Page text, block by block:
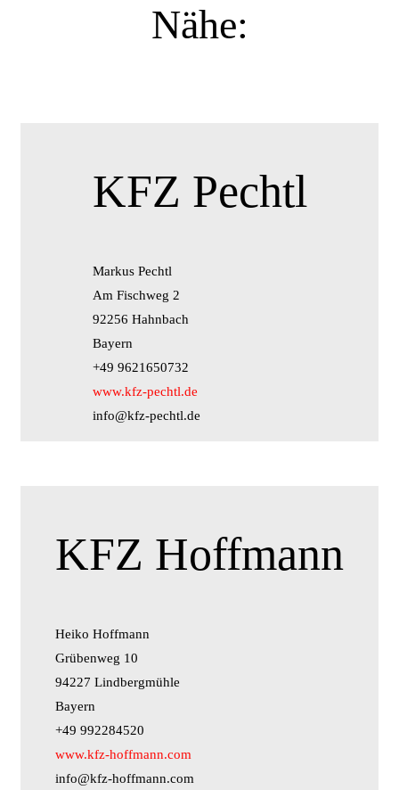
Nähe:
KFZ Pechtl
Markus Pechtl
Am Fischweg 2
92256 Hahnbach
Bayern
+49 9621650732
www.kfz-pechtl.de
info@kfz-pechtl.de
KFZ Hoffmann
Heiko Hoffmann
Grübenweg 10
94227 Lindbergmühle
Bayern
+49 992284520
www.kfz-hoffmann.com
info@kfz-hoffmann.com